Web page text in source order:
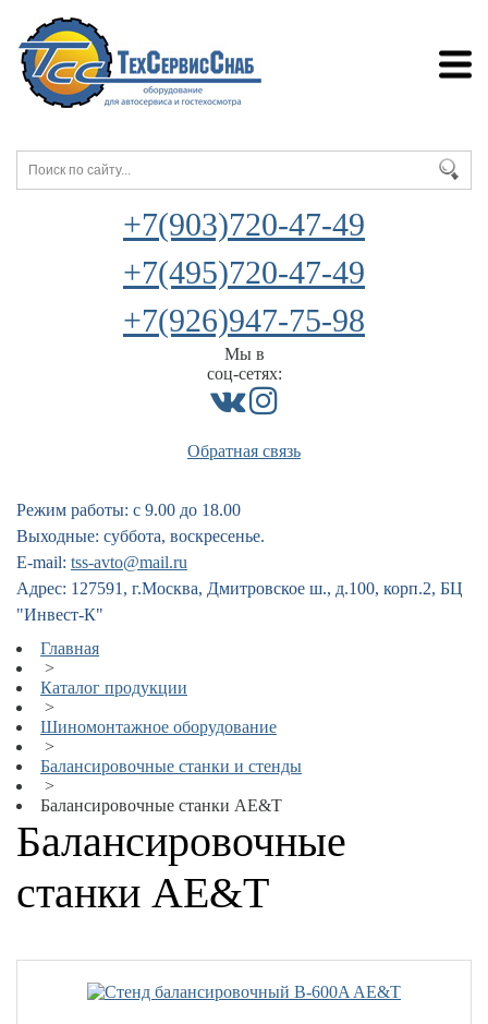
+7(903)720-47-49
+7(495)720-47-49
+7(926)947-75-98
Мы в
соц-сетях:
Обратная связь
Режим работы: с 9.00 до 18.00
Выходные: суббота, воскресенье.
E-mail: tss-avto@mail.ru
Адрес: 127591, г.Москва, Дмитровское ш., д.100, корп.2, БЦ
"Инвест-К"
Главная
>
Каталог продукции
>
Шиномонтажное оборудование
>
Балансировочные станки и стенды
>
Балансировочные станки AE&T
Балансировочные
станки AE&T